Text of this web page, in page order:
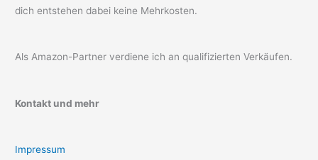
dich entstehen dabei keine Mehrkosten.
Als Amazon-Partner verdiene ich an qualifizierten Verkäufen.
Kontakt und mehr
Impressum